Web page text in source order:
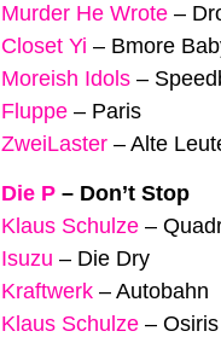
Murder He Wrote –
Closet Yi – Bmore
Moreish Idols –
Fluppe – Paris
ZweiLaster – Alte
Die P – Don’t Stop
Klaus Schulze –
Isuzu – Die Dry
Kraftwerk – Autobahn
Klaus Schulze –